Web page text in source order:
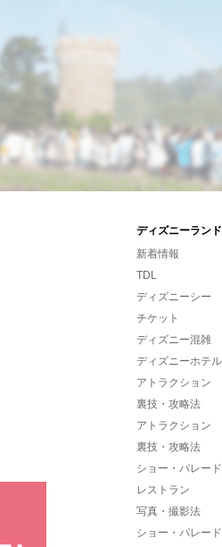
ディズニーランド
新着情報
TDL
ディズニーシー
チケット
ディズニー混雑
ディズニーホテ
アトラクション
裏技・攻略法
アトラクション
裏技・攻略法
ショー・パレード
レストラン
写真・撮影法
ショー・パレード